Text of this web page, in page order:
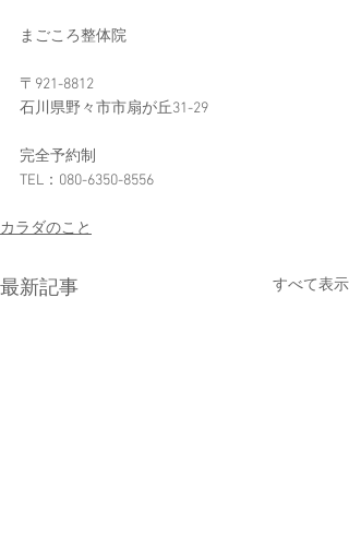
まごころ整体院
〒921-8812
石川県野々市市扇が丘31-29
完全予約制
TEL：080-6350-8556​
カラダのこと
最新記事 すべて表示